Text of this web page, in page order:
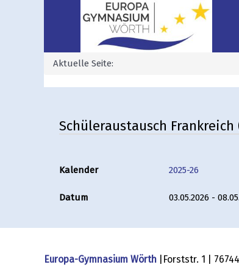
Aktuelle Seite:
Schüleraustausch
Kalender 2025-26
Datum 03.05.2026 -
Europa-Gymnasium Wörth |Forststr. 1 |